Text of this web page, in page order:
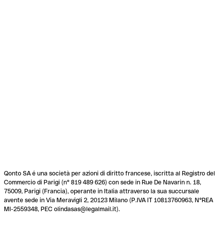
Qonto SA é una società per azioni di diritto francese, iscritta al Registro del
Commercio di Parigi (n° 819 489 626) con sede in Rue De Navarin n. 18,
75009, Parigi (Francia), operante in Italia attraverso la sua succursale
avente sede in Via Meravigli 2, 20123 Milano (P.IVA IT 10813760963, N°REA
MI-2559348, PEC olindasas@legalmail.it).